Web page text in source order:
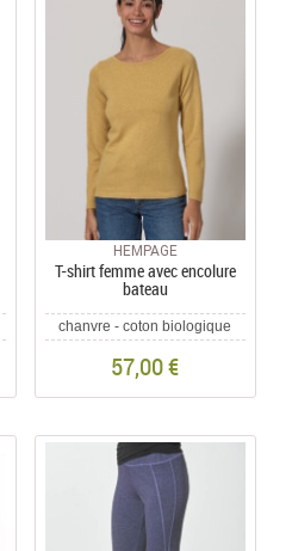
HEMPAGE
T-shirt femme avec encolure
bateau
chanvre - coton biologique
57,00 €